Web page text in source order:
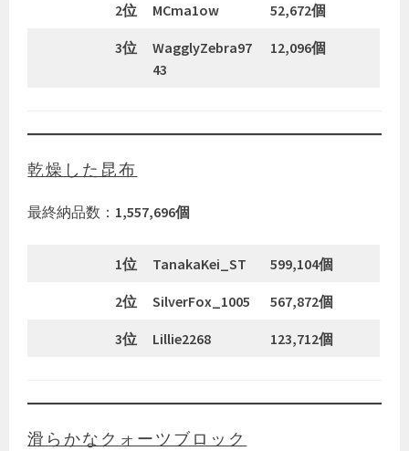
2位 MCma1ow 52,672個
3位
WagglyZebra97
43
12,096個
乾燥した昆布
最終納品数： 1,557,696個
1位 TanakaKei_ST 599,104個
2位 SilverFox_1005 567,872個
3位 Lillie2268 123,712個
滑らかなクォーツブロック